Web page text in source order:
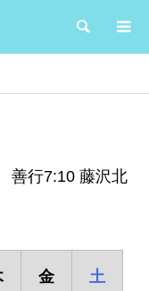
検索
善行7:10 藤沢北
金 土